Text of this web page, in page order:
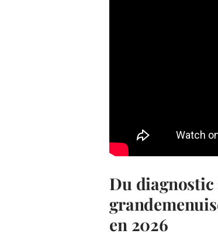
Du diagnostic
en 2026